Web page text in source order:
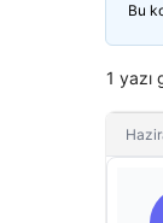
Bu
1 yazı